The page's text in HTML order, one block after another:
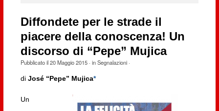
Diffondete per le strade il
piacere della conoscenza! Un
discorso di “Pepe” Mujica
Pubblicato il20 Maggio 2015· inSegnalazioni·
di José “Pepe” Mujica*
Un